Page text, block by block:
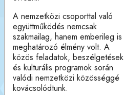
A nemzetközi csoporttal való
együttműködés nemcsak
szakmailag, hanem emberileg is
meghatározó élmény volt. A
közös feladatok, beszélgetések
és kulturális programok során
valódi nemzetközi közösséggé
kovácsolódtunk.